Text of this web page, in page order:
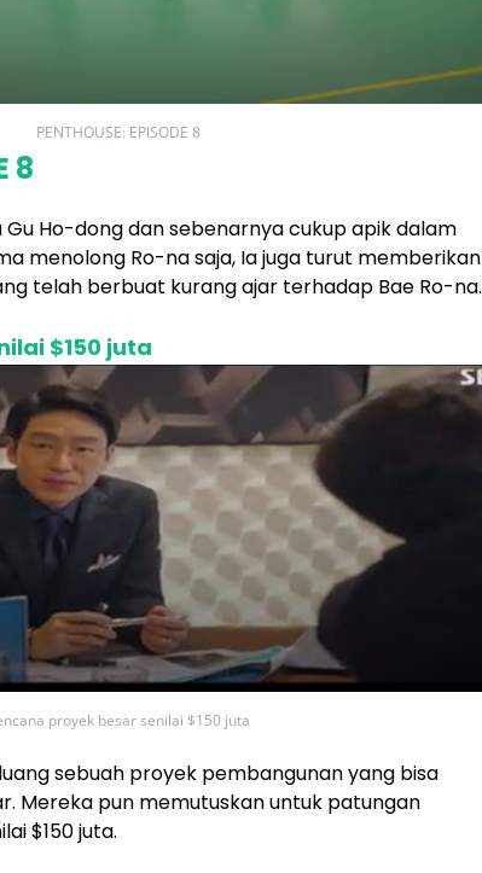
PENTHOUSE: EPISODE 8
8
Ho-dong dan sebenarnya cukup apik dalam
menolong Ro-na saja, Ia juga turut memberikan
telah berbuat kurang ajar terhadap Bae Ro-na.
$150 juta
proyek besar senilai $150 juta
sebuah proyek pembangunan yang bisa
Mereka pun memutuskan untuk patungan
$150 juta.